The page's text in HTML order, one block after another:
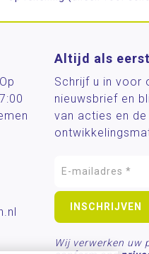
Altijd als
Schrijf u in voor
nieuwsbrief en
van acties en de
Wij verwerken uw